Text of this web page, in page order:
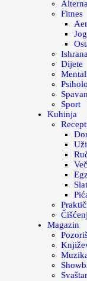
Fitnes
Ishrana
Dijete
Sport
Kuhinja
Magazin